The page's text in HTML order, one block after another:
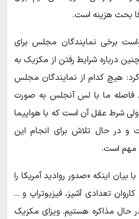
بحث هزینه است.
برخی نمایندگان مجلس برای
درباره شرایط رفتن از مکزیک به
کرد: هیچ کدام از نمایندگان مجلس
فاصله ما با لس آنجلس به صورت
دقیقه است ولی شرط عقل آن است که با هواپیما
راه است و در حال تلاش برای انجام این
مهم است.
بیان اینکه «صدور روادید آمریکا را
تعدادی آشپز، فیزیوتراپ و ...
حال مذاکره هستیم. ویزای مکزیک